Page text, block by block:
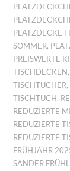
PLATZDECKE
SOMMER,
PREISWERTE
TISCHDECKEN ,
TISCHTÜCHER,
TISCHTUCH ,
REDUZIERTE
REDUZIERTE
REDUZIERTE
FRÜHJAHR
SANDER